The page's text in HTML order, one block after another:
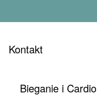
Kontakt
Bieganie i Cardio